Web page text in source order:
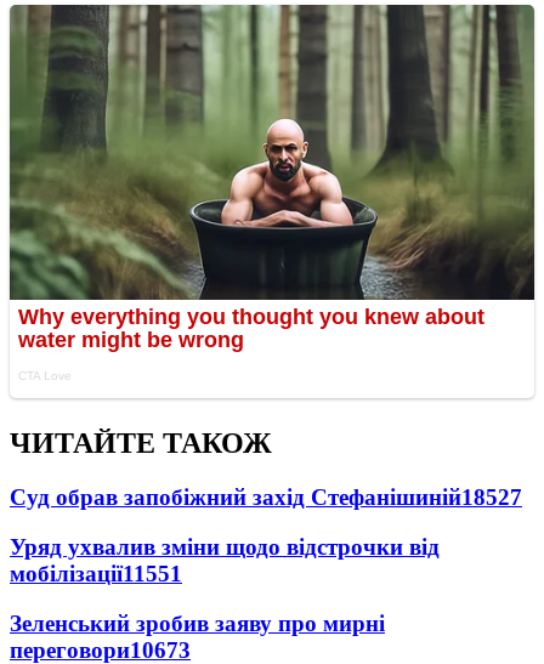
ЧИТАЙТЕ ТАКОЖ
Суд обрав запобіжний захід Стефанішиній18527
Уряд ухвалив зміни щодо відстрочки від
мобілізації11551
Зеленський зробив заяву про мирні
переговори10673